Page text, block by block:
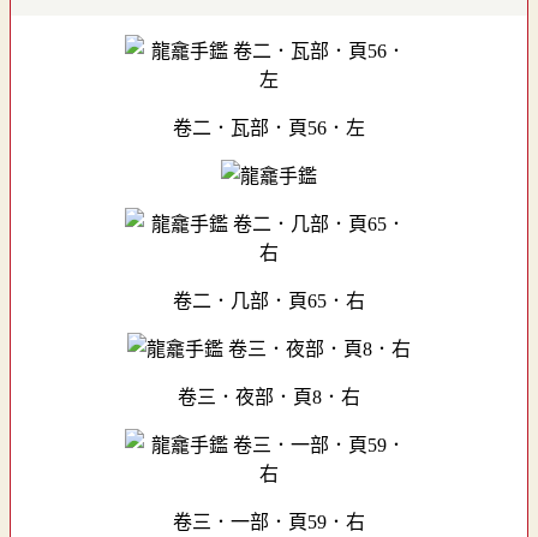
卷二．瓦部．頁56．左
卷二．几部．頁65．右
卷三．夜部．頁8．右
卷三．一部．頁59．右